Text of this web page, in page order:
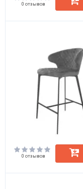
0 отзывов
0 отзывов